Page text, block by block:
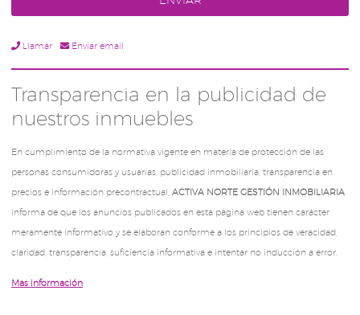
Llamar Enviar email
Transparencia en la publicidad de
nuestros inmuebles
En cumplimiento de la normativa vigente en materia de protección de las
personas consumidoras y usuarias, publicidad inmobiliaria, transparencia en
precios e información precontractual, ACTIVA NORTE GESTIÓN INMOBILIARIA
informa de que los anuncios publicados en esta página web tienen carácter
meramente informativo y se elaboran conforme a los principios de veracidad,
claridad, transparencia, suficiencia informativa e intentar no inducción a error.
Mas información